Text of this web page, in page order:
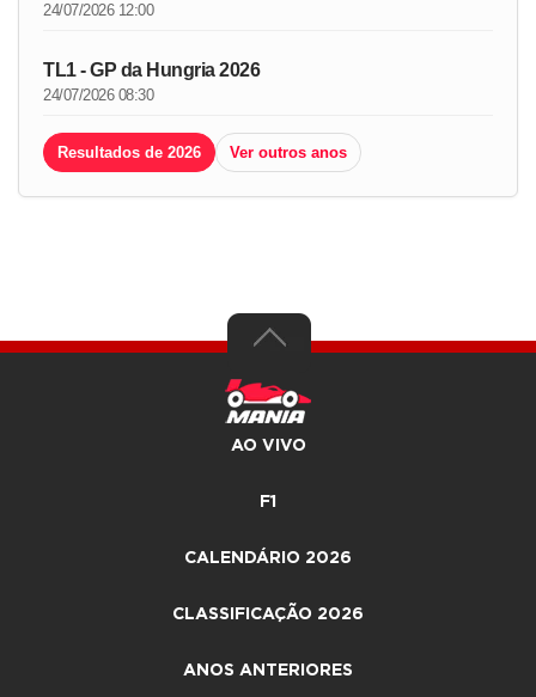
24/07/2026 12:00
TL1 - GP da Hungria 2026
24/07/2026 08:30
Resultados de 2026 Ver outros anos
AO VIVO
F1
CALENDÁRIO 2026
CLASSIFICAÇÃO 2026
ANOS ANTERIORES